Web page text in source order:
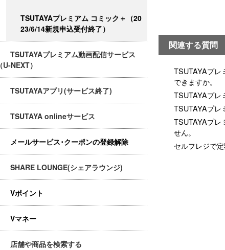
TSUTAYAプレミアム コミック＋（20
23/6/14新規申込受付終了）
TSUTAYAプレミアム動画配信サービス
（U-NEXT）
TSUTAYAアプリ(サービス終了)
TSUTAYA onlineサービス
メールサービス･クーポンの登録解除
SHARE LOUNGE(シェアラウンジ)
Vポイント
Vマネー
店舗や商品を検索する
関連する質問
TSUTAYAプレ
できますか。
TSUTAYAプレ
TSUTAYAプレ
TSUTAYAプレ
せん。
セルフレジで